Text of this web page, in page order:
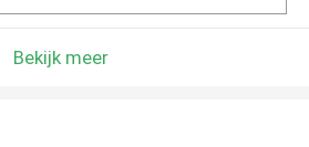
Bekijk meer